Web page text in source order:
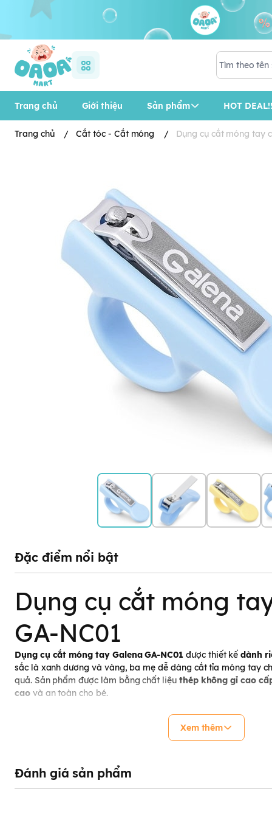
Trang chủ Giới thiệu Sản phẩm HOT
Trang chủ / Cắt tóc - Cắt móng / Dụng cụ cắt móng tay
Đặc điểm nổi bật
Dụng cụ cắt móng
GA-NC01
Dụng cụ cắt móng tay Galena GA-NC01 được thiết kế dành
sắc là xanh dương và vàng, ba mẹ dễ dàng cắt tỉa móng tay
quả. Sản phẩm được làm bằng chất liệu thép không gỉ cao
cao và an toàn cho bé.
Xem thêm
Đánh giá sản phẩm